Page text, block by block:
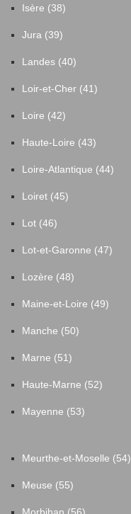
Isère (38)
Jura (39)
Landes (40)
Loir-et-Cher (41)
Loire (42)
Haute-Loire (43)
Loire-Atlantique (44)
Loiret (45)
Lot (46)
Lot-et-Garonne (47)
Lozère (48)
Maine-et-Loire (49)
Manche (50)
Marne (51)
Haute-Marne (52)
Mayenne (53)
Meurthe-et-Moselle (54)
Meuse (55)